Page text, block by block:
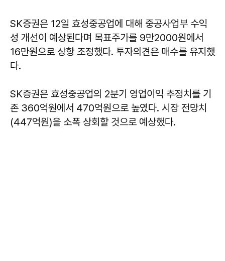
SK증권은 12일 효성중공업에 대해 중공사업부 수익
성 개선이 예상된다며 목표주가를 9만2000원에서
16만원으로 상향 조정했다. 투자의견은 매수를 유지했
다.
SK증권은 효성중공업의 2분기 영업이익 추정치를 기
존 360억원에서 470억원으로 높였다. 시장 전망치
(447억원)을 소폭 상회할 것으로 예상했다.